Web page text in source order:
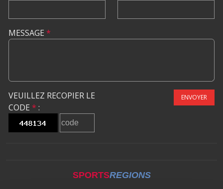
MESSAGE *
VEUILLEZ RECOPIER LE
CODE * :
ENVOYER
SPORTSREGIONS